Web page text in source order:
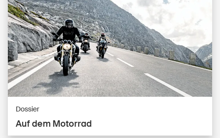
Dossier
Auf dem Motorrad